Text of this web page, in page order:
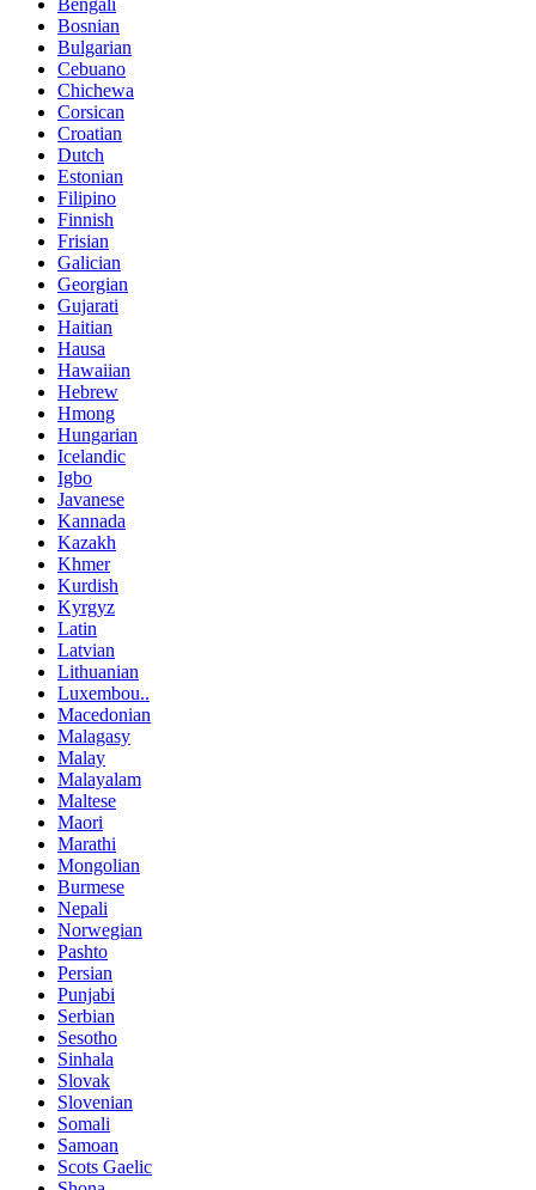
Bosnian
Bulgarian
Cebuano
Chichewa
Corsican
Croatian
Dutch
Estonian
Filipino
Finnish
Frisian
Galician
Georgian
Gujarati
Haitian
Hausa
Hawaiian
Hebrew
Hmong
Hungarian
Icelandic
Igbo
Javanese
Kannada
Kazakh
Khmer
Kurdish
Kyrgyz
Latin
Latvian
Lithuanian
Luxembou..
Macedonian
Malagasy
Malay
Malayalam
Maltese
Maori
Marathi
Mongolian
Burmese
Nepali
Norwegian
Pashto
Persian
Punjabi
Serbian
Sesotho
Sinhala
Slovak
Slovenian
Somali
Samoan
Scots Gaelic